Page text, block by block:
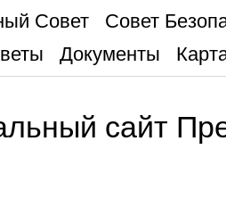
Совет
Совет
Документы
сайт